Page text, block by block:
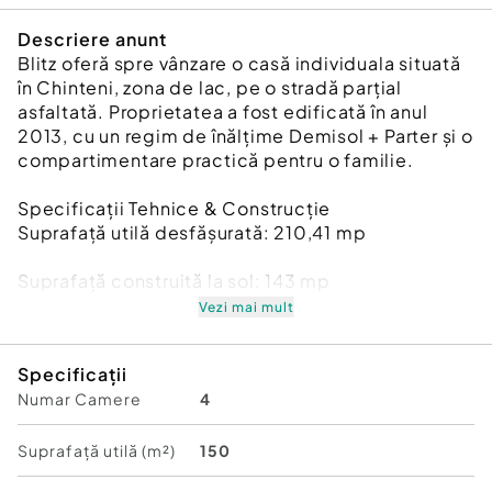
Descriere anunt
Blitz oferă spre vânzare o casă individuala situată
în Chinteni, zona de lac, pe o stradă parțial
asfaltată. Proprietatea a fost edificată în anul
2013, cu un regim de înălțime Demisol + Parter și o
compartimentare practică pentru o familie.
Specificații Tehnice & Construcție
Suprafață utilă desfășurată: 210,41 mp
Suprafață construită la sol: 143 mp
Structură: Fundații de beton, elevație din beton
armat, zidărie portantă din cărămidă.
Planșeu: Placă din beton armat peste demisol și
parter.
Vezi mai mult
Specificații
Numar Camere 4
Suprafață utilă (m²) 150